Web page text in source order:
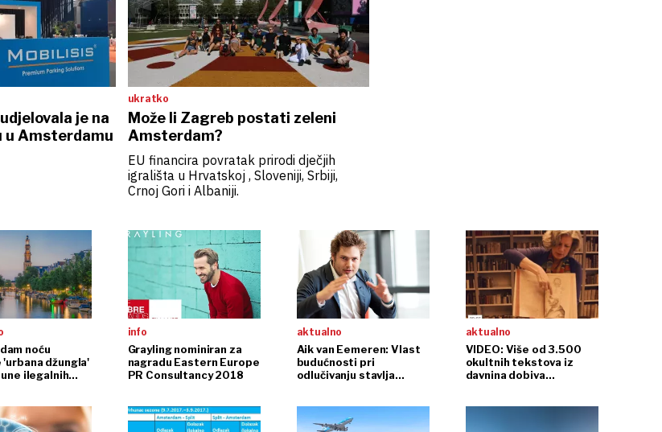
je na
u Amsterdamu
ukratko
Može li Zagreb postati zeleni
Amsterdam?
EU financira povratak prirodi dječjih
igrališta u Hrvatskoj , Sloveniji, Srbiji,
Crnoj Gori i Albaniji.
noću
džungla'
ilegalnih
info
Grayling nominiran za
nagradu Eastern Europe
PR Consultancy 2018
aktualno
Aik van Eemeren: Vlast
budućnosti pri
odlučivanju stavlja
aktualno
VIDEO: Više od 3.500
okultnih tekstova iz
davnina dobiva